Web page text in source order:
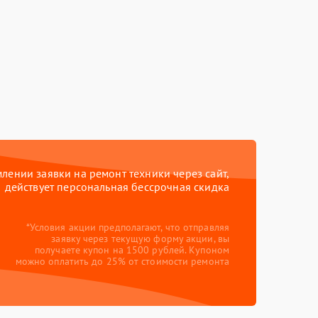
заявки на ремонт техники через сайт,
действует персональная бессрочная скидка
*Условия акции предполагают, что отправляя
заявку через текущую форму акции, вы
получаете купон на 1500 рублей. Купоном
можно оплатить до 25% от стоимости ремонта